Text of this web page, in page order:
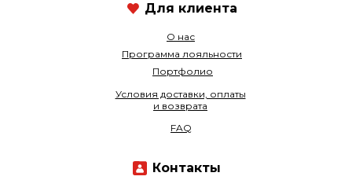
О нас
Программа лояльности
Портфолио
Условия доставки, оплаты
и возврата
FAQ
Контакты
Для клиента